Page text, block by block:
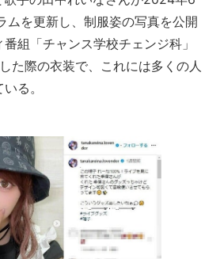
ムを更新し、制服姿の写真を公開
組「チャンス学校チェンジ科」
た際の衣装で、これには多くの人
る。